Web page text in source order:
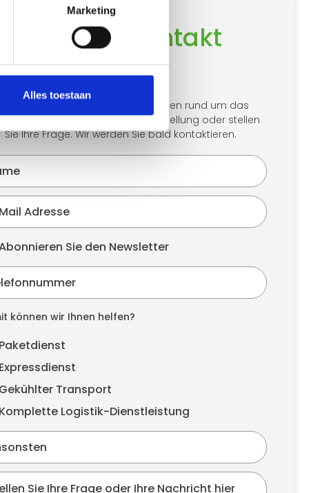
Marketing
Alles toestaan
Sie Kontakt
Wir helfen Ihnen gerne bei allen Fragen rund um das
Transport. Wählen Sie Ihre Bestellung oder stellen
Sie Ihre Frage. Wir werden Sie bald kontaktieren.
Sie den Newsletter
können wir Ihnen helfen?
Paketdienst
Expressdienst
Gekühlter Transport
Komplette Logistik-Dienstleistung